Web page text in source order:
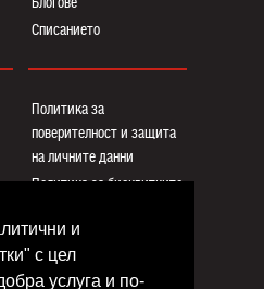
и
с цел
услуга и по-
Списанието
Политика за
поверителност и защита
на личните данни
Политика за бисквитките
Общи условия
Контакти